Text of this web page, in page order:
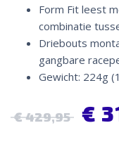
Form Fit leest
combinatie
Driebouts
gangbare
Gewicht: 224g
€429,95 €